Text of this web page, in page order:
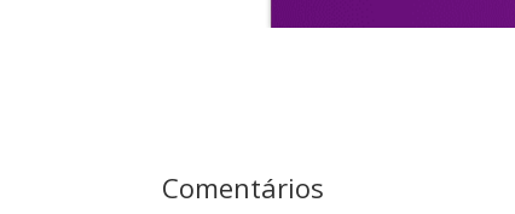
Comentários